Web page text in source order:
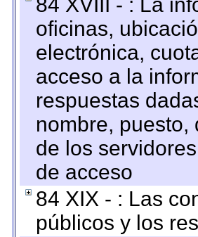
oficinas,
electrónica,
acceso a la
respuestas
nombre,
de los
de acceso
84 XIX - : Las
públicos y los